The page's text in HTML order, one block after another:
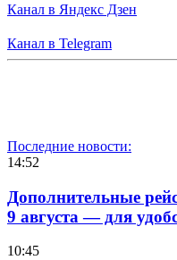
Канал в Яндекс Дзен
Канал в Telegram
Последние новости:
14:52
Дополнительные
9 августа — для
10:45